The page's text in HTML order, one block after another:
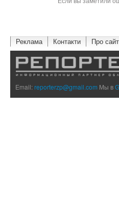
Реклама Контакти Про сайт
Email:reporterzp@gmail.com Мы в